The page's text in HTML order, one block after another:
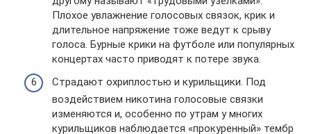
Плохое увлажнение голосовых связок, крик и
длительное напряжение тоже ведут к срыву
голоса. Бурные крики на футболе или популярных
концертах часто приводят к потере звука.
Страдают охриплостью и курильщики. Под
воздействием никотина голосовые связки
изменяются и, особенно по утрам у многих
курильщиков наблюдается «прокуренный» тембр